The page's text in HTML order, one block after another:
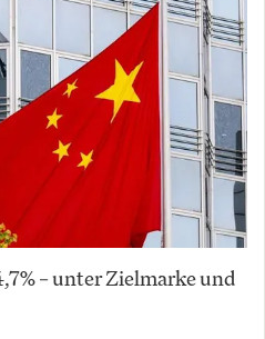
– unter Zielmarke und